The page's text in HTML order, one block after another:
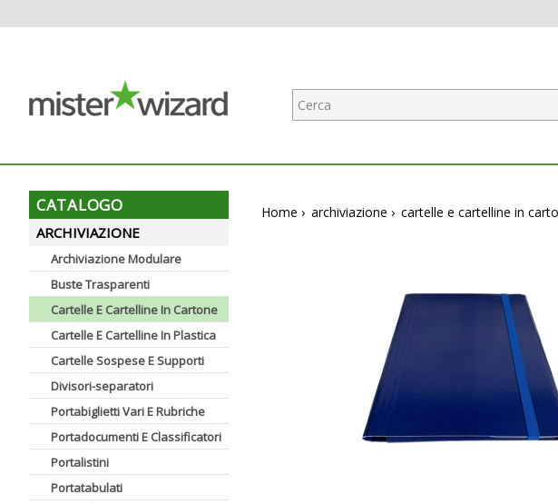
CATALOGO
ARCHIVIAZIONE
Archiviazione Modulare
Buste Trasparenti
Cartelle E Cartelline In Cartone
Cartelle E Cartelline In Plastica
Cartelle Sospese E Supporti
Divisori-separatori
Portabiglietti Vari E Rubriche
Portadocumenti E Classificatori
Portalistini
Portatabulati
Home › archiviazione › cartelle e cartelline in